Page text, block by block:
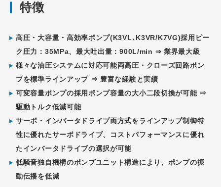
特徴
高圧・大容量・高効率ポンプ(K3VL､K3VR/K7VG)採用ピー
ク圧力：35MPa、最大吐出量：900L/min ⇒ 業界最大級
様々な油圧システムに対応可能両高圧・クローズ回路ポン
プを標準ラインアップ ⇒ 豊富な経験と実績
可変容量ポンプの採用ポンプ容量の大小二段切換が可能 ⇒
駆動トルク低減可能
サーボ・インバータドライブ両方式をラインアップ制御特
性に優れたサーボドライブ、コストパフォーマンスに優れ
たインバータドライブの選択が可能
低騒音独自機構のポンプユニット構造により、ポンプの振
動伝播を低減